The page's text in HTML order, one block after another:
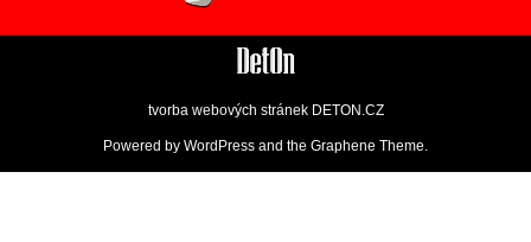
tvorba webových stránek DETON.CZ
Powered by WordPress and the Graphene Theme